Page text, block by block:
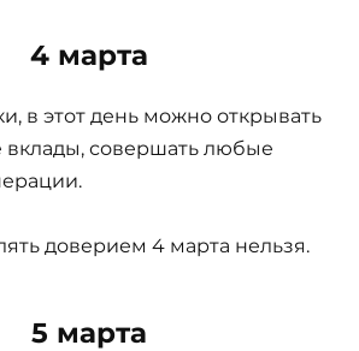
4 марта
в этот день можно открывать
вклады, совершать любые
доверием 4 марта нельзя.
5 марта